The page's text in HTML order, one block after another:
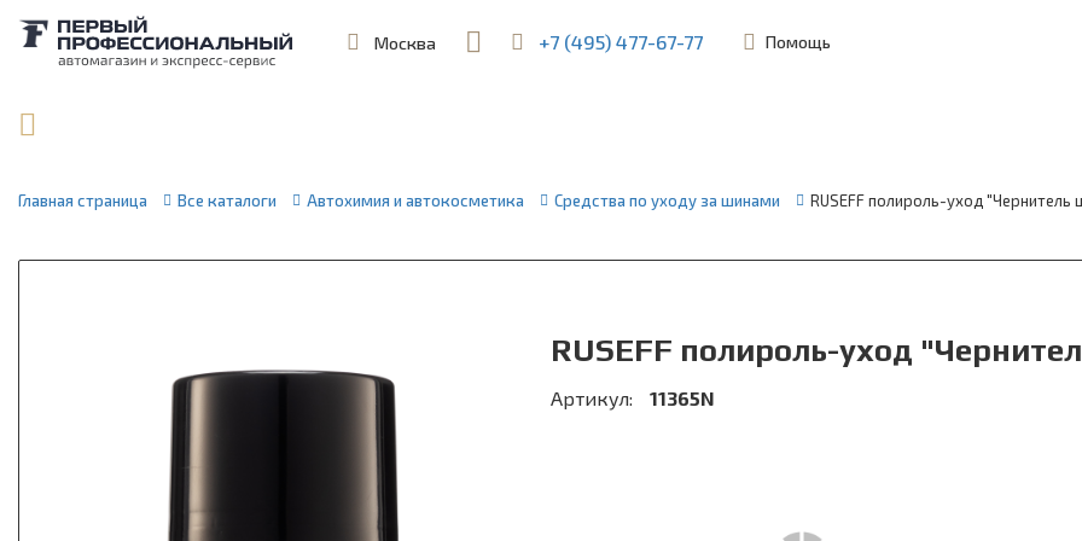
Москва ул. Шереметьевская, 45Б
+7 (495) 477-67-77 Помощь
Главная страница Все каталоги Автохимия и автокосметика Средства по уходу за шинами RUSEFF полироль-уход
RUSEFF полироль-уход
Артикул: 11365N